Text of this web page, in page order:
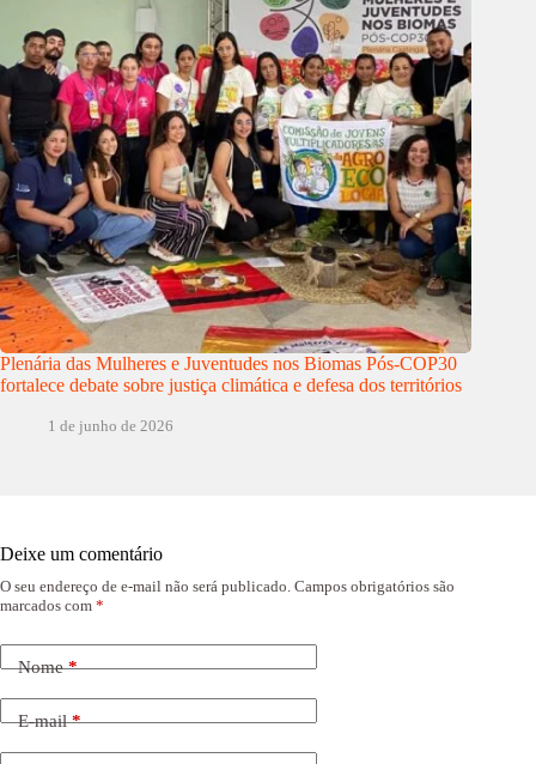
Plenária das Mulheres e Juventudes nos Biomas Pós-COP30
fortalece debate sobre justiça climática e defesa dos territórios
1 de junho de 2026
Deixe um comentário
O seu endereço de e-mail não será publicado. Campos obrigatórios são
marcados com *
Nome*
E-mail*